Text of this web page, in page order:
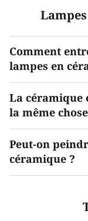
Comment
lampes en
La céramique
la même
Peut-on
céramique ?